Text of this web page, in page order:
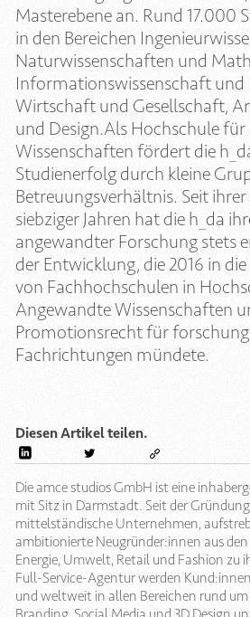
Masterebene an. Rund 17.000
in den Bereichen
Naturwissenschaften und
Informationswissenschaft
Wirtschaft und Gesellschaft,
und Design.Als Hochschule
Wissenschaften fördert die
Studienerfolg durch kleine
Betreuungsverhältnis. Seit
siebziger Jahren hat die h_da
angewandter Forschung stets
der Entwicklung, die 2016 in
von Fachhochschulen in
Angewandte Wissenschaften
Promotionsrecht für
Fachrichtungen mündete.
Diesen Artikel teilen.
Die amce studios GmbH ist eine
mit Sitz in Darmstadt. Seit der
mittelständische Unternehmen,
ambitionierte Neugründer:innen aus
Energie, Umwelt, Retail und Fashion zu
Full-Service-Agentur werden
und weltweit in allen Bereichen rund um
Branding, Social Media und 3D Design